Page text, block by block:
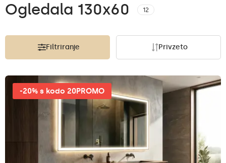
Ogledala 130x60 12
Filtriranje Privzeto
-20% s kodo 20PROMO